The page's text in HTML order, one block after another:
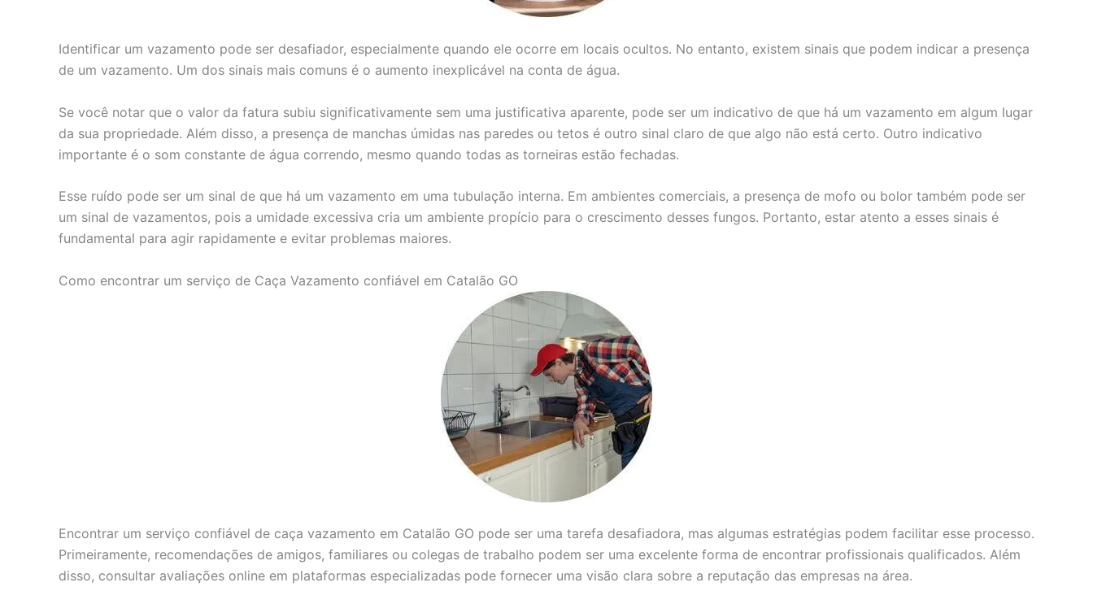
Identificar um vazamento pode ser desafiador, especialmente quando ele ocorre em locais ocultos. No entanto, existem sinais que podem indicar a presença
de um vazamento. Um dos sinais mais comuns é o aumento inexplicável na conta de água.
Se você notar que o valor da fatura subiu significativamente sem uma justificativa aparente, pode ser um indicativo de que há um vazamento em algum lugar
da sua propriedade. Além disso, a presença de manchas úmidas nas paredes ou tetos é outro sinal claro de que algo não está certo. Outro indicativo
importante é o som constante de água correndo, mesmo quando todas as torneiras estão fechadas.
Esse ruído pode ser um sinal de que há um vazamento em uma tubulação interna. Em ambientes comerciais, a presença de mofo ou bolor também pode ser
um sinal de vazamentos, pois a umidade excessiva cria um ambiente propício para o crescimento desses fungos. Portanto, estar atento a esses sinais é
fundamental para agir rapidamente e evitar problemas maiores.
Como encontrar um serviço de Caça Vazamento confiável em Catalão GO
Encontrar um serviço confiável de caça vazamento em Catalão GO pode ser uma tarefa desafiadora, mas algumas estratégias podem facilitar esse processo.
Primeiramente, recomendações de amigos, familiares ou colegas de trabalho podem ser uma excelente forma de encontrar profissionais qualificados. Além
disso, consultar avaliações online em plataformas especializadas pode fornecer uma visão clara sobre a reputação das empresas na área.